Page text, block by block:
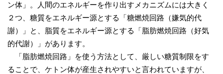
ン体」。人間のエネルギーを作り出すメカニズムには大きく
２つ、糖質をエネルギー源とする「糖燃焼回路（嫌気的代
謝）」と、脂質をエネルギー源とする「脂肪燃焼回路（好気
的代謝）」があります。
「脂肪燃焼回路」を使う方法として、厳しい糖質制限をす
ることで、ケトン体が産生されやすいと言われていますが、